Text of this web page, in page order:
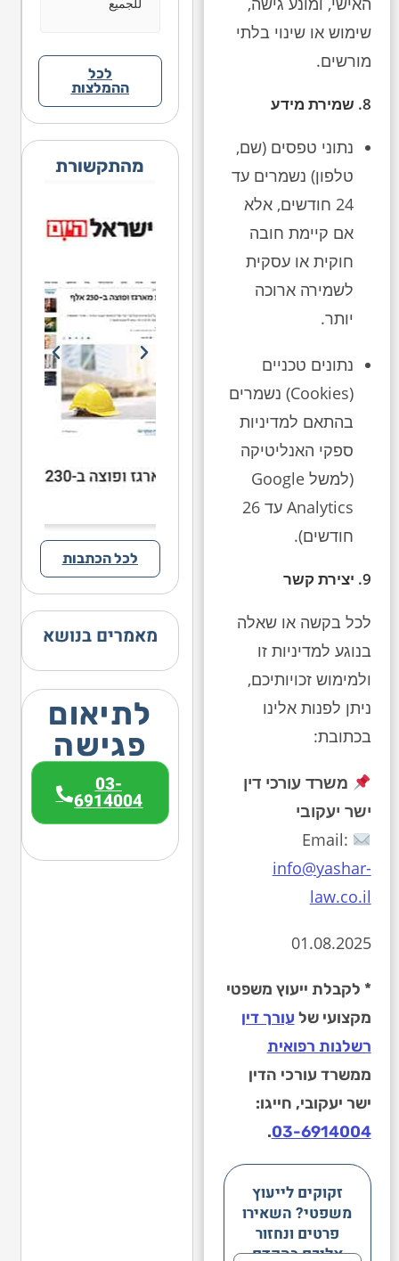
שימוש או שינוי בלתי
מורשים.
8. שמירת מידע
נתוני טפסים (שם,
טלפון) נשמרים עד
24 חודשים, אלא
אם קיימת חובה
חוקית או עסקית
לשמירה ארוכה
יותר.
נתונים טכניים
(Cookies) נשמרים
בהתאם למדיניות
ספקי האנליטיקה
(למשל Google
Analytics עד 26
חודשים).
9. יצירת קשר
לכל בקשה או שאלה
בנוגע למדיניות זו
ולמימוש זכויותיכם,
ניתן לפנות אלינו
בכתובת:
משרד עורכי דין
ישר יעקובי
info@yashar-
law.co.il
01.08.2025
* לקבלת ייעוץ משפטי
מקצועי של עורך דין
רשלנות רפואית
ממשרד עורכי הדין
ישר יעקובי, חייגו:
03-6914004
.
זקוקים לייעוץ
משפטי? השאירו
פרטים ונחזור
אליכם בהקדם
לכל
ההמלצות
מהתקשורת
לכל הכתבות
מאמרים בנושא
לתיאום
פגישה
03-
6914004